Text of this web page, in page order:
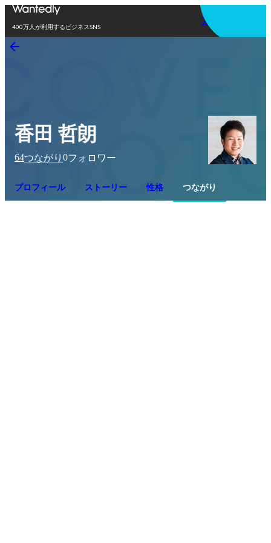
400万人が利用するビジネスSNS
アプリを使う
香田 哲朗
64つながり 0フォロワー
プロフィール ストーリー 性格 つながり